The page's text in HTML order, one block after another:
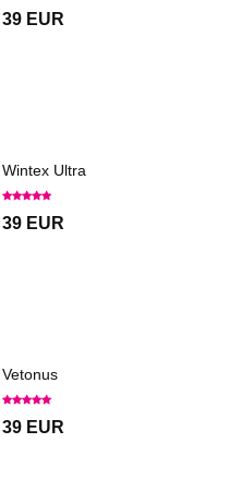
39 EUR
Wintex Ultra
39 EUR
Vetonus
39 EUR